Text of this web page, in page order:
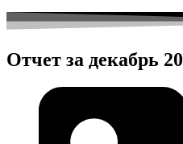
Отчет за декабрь